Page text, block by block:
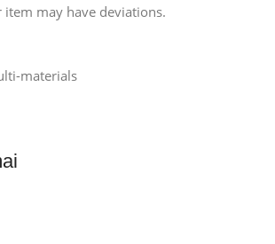
may have deviations.
materials